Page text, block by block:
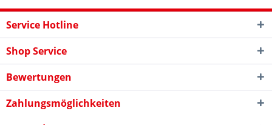
Service Hotline
Shop Service
Bewertungen
Zahlungsmöglichkeiten